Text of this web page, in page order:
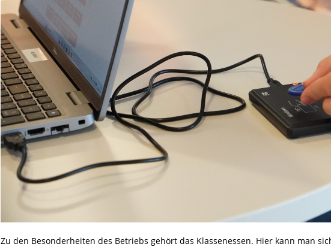
Zu den Besonderheiten des Betriebs gehört das Klassenessen. Hier kann man